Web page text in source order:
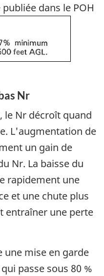
dans le POH
Nr
Nr décroît quand
L'augmentation de
un gain de
Nr. La baisse du
rapidement une
et une chute plus
entraîner une perte
une mise en garde
passe sous 80 %